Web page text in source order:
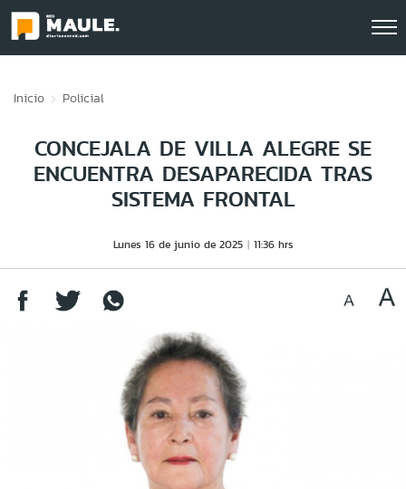
Inicio Policial
CONCEJALA DE VILLA ALEGRE SE
ENCUENTRA DESAPARECIDA TRAS
SISTEMA FRONTAL
Lunes 16 de junio de 2025 11:36 hrs